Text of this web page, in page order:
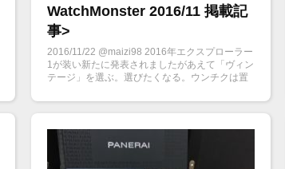
WatchMonster 2016/11 掲載記
事>
2016/11/22 @maizi98 2016年エクスプローラー
1が装い新たに発表されましたがあえて「ヴィン
テージ」を選ぶ。選びたくなる。ウンチクは置
Ref.1016の魅力を女子目線で紹介します。